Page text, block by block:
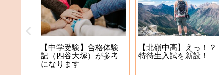
【中学受験】合格体験
記（四谷大塚）が参考
になります
【北嶺中高】えっ！？
特待生入試を新設！